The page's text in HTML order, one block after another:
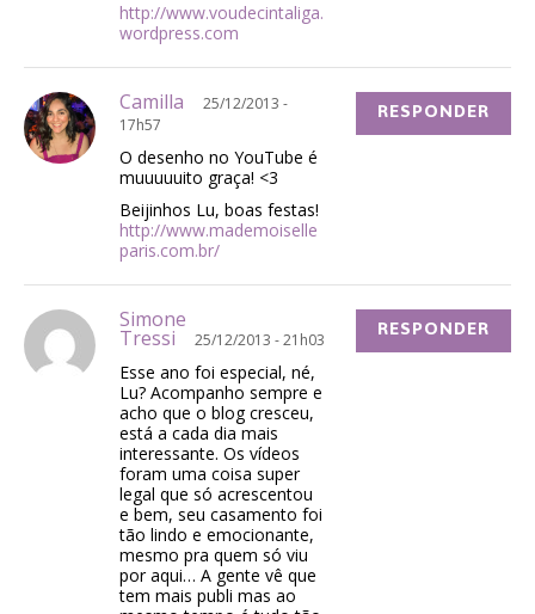
http://www.voudecintaliga.
wordpress.com
Camilla
25/12/2013 -
17h57
O desenho no YouTube é
muuuuuito graça! <3
Beijinhos Lu, boas festas!
http://www.mademoiselle
paris.com.br/
RESPONDER
Simone
Tressi 25/12/2013 - 21h03
Esse ano foi especial, né,
Lu? Acompanho sempre e
acho que o blog cresceu,
está a cada dia mais
interessante. Os vídeos
foram uma coisa super
legal que só acrescentou
e bem, seu casamento foi
tão lindo e emocionante,
mesmo pra quem só viu
por aqui… A gente vê que
tem mais publi mas ao
RESPONDER